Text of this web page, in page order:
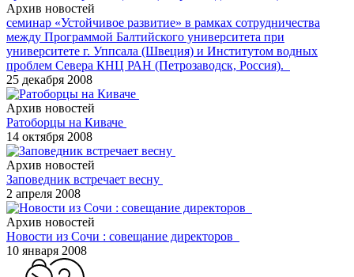
Архив новостей
семинар «Устойчивое развитие» в рамках сотрудничества
между Программой Балтийского университета при
университете г. Уппсала (Швеция) и Институтом водных
проблем Севера КНЦ РАН (Петрозаводск, Россия).
25 декабря 2008
Архив новостей
Ратоборцы на Киваче
14 октября 2008
Архив новостей
Заповедник встречает весну
2 апреля 2008
Архив новостей
Новости из Сочи : совещание директоров
10 января 2008